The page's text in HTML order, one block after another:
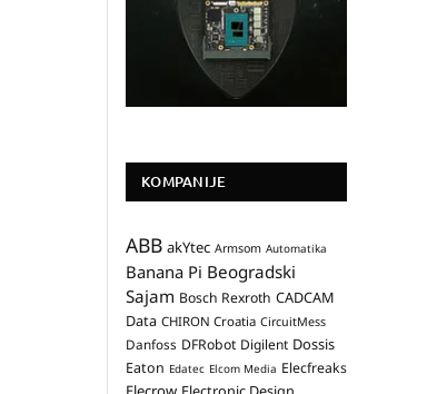
KOMPANIJE
ABB akYtec Armsom Automatika
Banana Pi Beogradski
Sajam Bosch Rexroth CADCAM
Data CHIRON Croatia CircuitMess
Danfoss DFRobot Digilent Dossis
Eaton Edatec Elcom Media Elecfreaks